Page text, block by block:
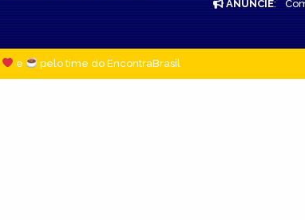
ANUNCIE:
e pelo time do EncontraBrasil